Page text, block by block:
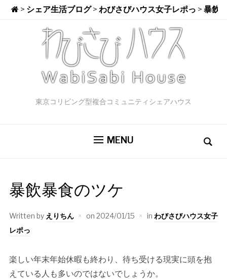
> シェア生活ブログ> わびさびハウス女子レポっ > 暴飲
東京コリビング型複合コミュニティシェアハウス
MENU
暴飲暴食のツケ
Written by えりちん on 2024/01/15 in わびさびハウス女子
レポっ
楽しい年末年始休暇も終わり、待ち受ける現実に頭を抱
えている人も多いのではないでしょうか。